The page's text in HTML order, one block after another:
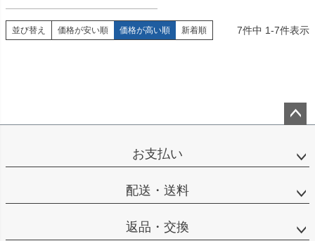
並び替え 価格が安い順 価格が高い順 新着順 7件中 1-7件表示
ップ
お支払い
配送・送料
返品・交換